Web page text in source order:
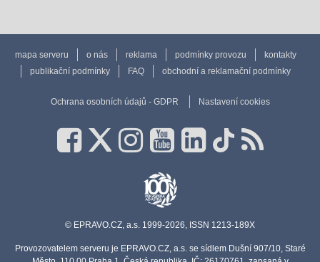
mapa serveru o nás reklama podmínky provozu
kontakty
publikační podmínky
FAQ obchodní a reklamační podmínky
Ochrana osobních údajů - GDPR Nastavení cookies
© EPRAVO.CZ, a.s. 1999-2026, ISSN 1213-189X
Provozovatelem serveru je EPRAVO.CZ, a.s. se sídlem Dušní 907/10, Staré